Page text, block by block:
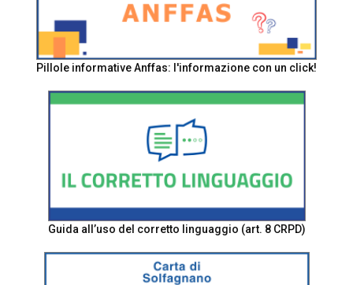
Pillole informative Anffas: l'informazione con un click!
Guida all’uso del corretto linguaggio (art. 8 CRPD)